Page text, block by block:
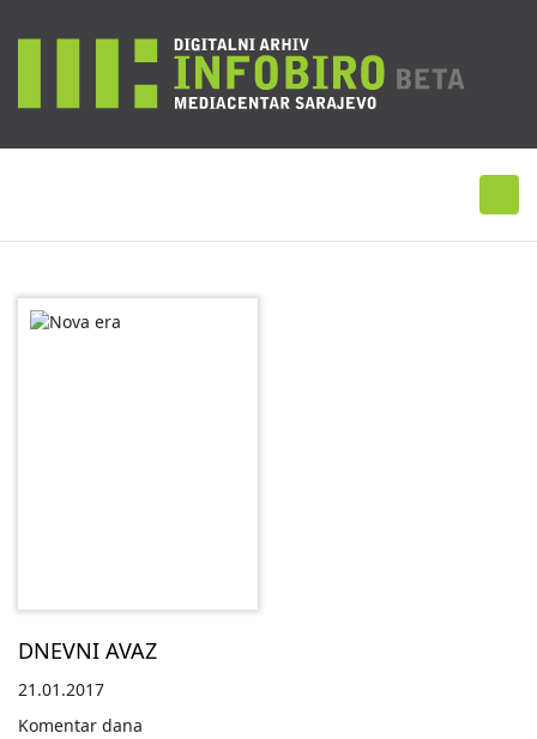
DNEVNI AVAZ
21.01.2017
Komentar dana